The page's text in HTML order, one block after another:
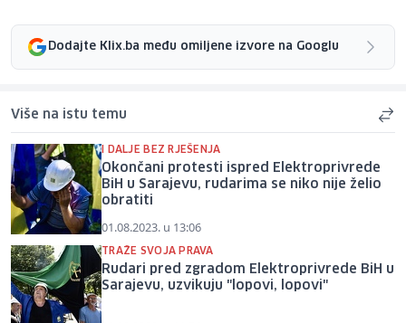
Dodajte Klix.ba među omiljene izvore na Googlu
Više na istu temu
I DALJE BEZ RJEŠENJA
Okončani protesti ispred Elektroprivrede
BiH u Sarajevu, rudarima se niko nije želio
obratiti
01.08.2023. u 13:06
TRAŽE SVOJA PRAVA
Rudari pred zgradom Elektroprivrede BiH u
Sarajevu, uzvikuju "lopovi, lopovi"